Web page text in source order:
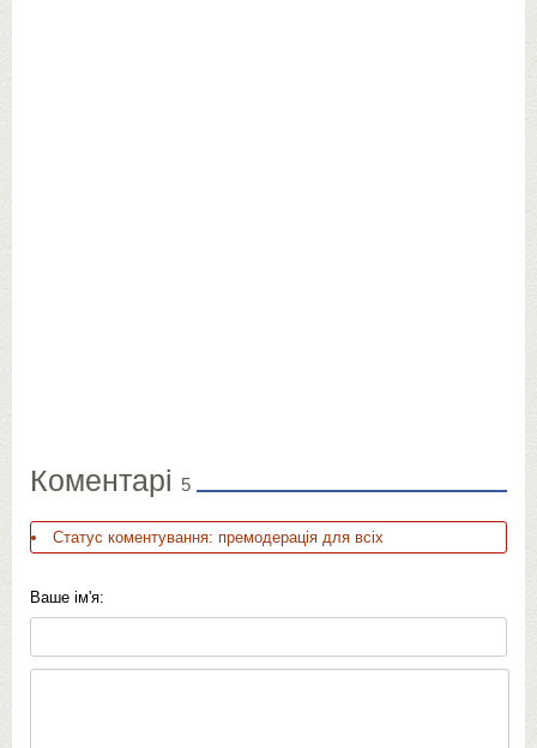
Коментарі 5
Статус коментування: премодерація для всіх
Ваше ім'я: